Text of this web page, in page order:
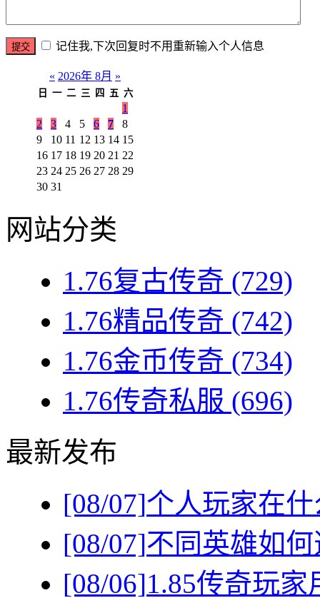
记住我,下次回复时不用重新输入个人信息
« 2026年 8月 »
日 一 二 三 四 五 六
1
2
3 4 5 6 7
8
9
10 11 12 13 14 15
16 17 18 19 20 21 22
23 24 25 26 27 28 29
30 31
网站分类
1.76复古传奇 (729)
1.76精品传奇 (742)
1.76金币传奇 (734)
1.76传奇私服 (696)
最新发布
[08/07]个人玩家在
[08/07]不同英雄如
[08/06]1.85传奇玩